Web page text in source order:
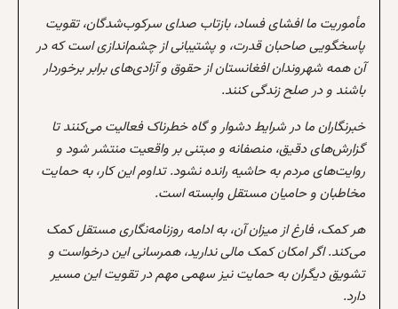
مأموریت ما افشای فساد، بازتاب صدای سرکوب‌شدگان، تقویت
پاسخگویی صاحبان قدرت، و پشتیبانی از چشم‌اندازی است که در
آن همه شهروندان افغانستان از حقوق و آزادی‌های برابر برخوردار
باشند و در صلح زندگی کنند.
خبرنگاران ما در شرایط دشوار و گاه خطرناک فعالیت می‌کنند تا
گزارش‌های دقیق، منصفانه و مبتنی بر واقعیت منتشر شود و
روایت‌های مردم به حاشیه رانده نشود. تداوم این کار، به حمایت
مخاطبان و حامیان مستقل وابسته است.
هر کمک، فارغ از میزان آن، به ادامه روزنامه‌نگاری مستقل کمک
می‌کند. اگر امکان کمک مالی ندارید، همرسانی این درخواست و
تشویق دیگران به حمایت نیز سهمی مهم در تقویت این مسیر
دارد.